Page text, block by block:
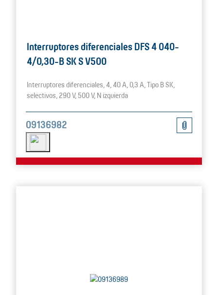
Interruptores diferenciales DFS 4 040-
4/0,30-B SK S V500
Interruptores diferenciales, 4, 40 A, 0,3 A, Tipo B SK,
selectivos, 290 V, 500 V, N izquierda
09136982